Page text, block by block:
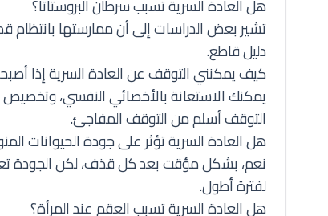
هل العادة السرية تسبب سرطان البروستاتا؟
تشير بعض الدراسات إلى أن ممارستها بانتظام
دليل قاطع.
كيف يمكنني التوقف عن العادة السرية إذا
يمكنك الاستعانة بالأخصائي النفسي، وتخصيص
التوقف أسلم من التوقف المفاجئ.
هل العادة السرية تؤثر على جودة الحيوانات
نعم، بشكل مؤقت بعد كل قذف، لكن الجودة
لفترة أطول.
هل العادة السرية تسبب العقم عند المرأة؟